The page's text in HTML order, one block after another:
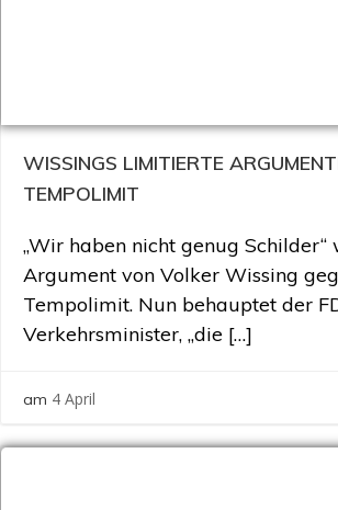
WISSINGS LIMITIERTE
TEMPOLIMIT
„Wir haben nicht genug Schilder“
Argument von Volker Wissing
Tempolimit. Nun behauptet der
Verkehrsminister, „die […]
am 4 April